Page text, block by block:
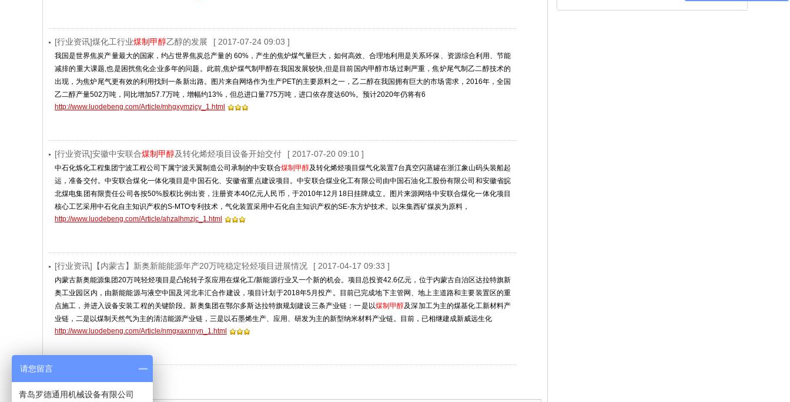
[行业资讯]煤化工行业煤制甲醇乙醇的发展 [ 2017-07-24 09:03 ]
我国是世界焦炭产量最大的国家，约占世界焦炭总产量的 60%，产生的焦炉煤气量巨大，如何高效、合理地利用是关系环保、资源综合利用、节能
减排的重大课题,也是困扰焦化企业多年的问题。此前,焦炉煤气制甲醇在我国发展较快,但是目前国内甲醇市场过剩严重，焦炉尾气制乙二醇技术的
出现，为焦炉尾气更有效的利用找到一条新出路。图片来自网络作为生产PET的主要原料之一，乙二醇在我国拥有巨大的市场需求，2016年，全国
乙二醇产量502万吨，同比增加57.7万吨，增幅约13%，但总进口量775万吨，进口依存度达60%。预计2020年仍将有6
http://www.luodebeng.com/Article/mhgxymzjcy_1.html
[行业资讯]安徽中安联合煤制甲醇及转化烯烃项目设备开始交付 [ 2017-07-20 09:10 ]
中石化炼化工程集团宁波工程公司下属宁波天翼制造公司承制的中安联合煤制甲醇及转化烯烃项目煤气化装置7台真空闪蒸罐在浙江象山码头装船起
运，准备交付。中安联合煤化一体化项目是中国石化、安徽省重点建设项目。中安联合煤业化工有限公司由中国石油化工股份有限公司和安徽省皖
北煤电集团有限责任公司各按50%股权比例出资，注册资本40亿元人民币，于2010年12月18日挂牌成立。图片来源网络中安联合煤化一体化项目
核心工艺采用中石化自主知识产权的S-MTO专利技术，气化装置采用中石化自主知识产权的SE-东方炉技术。以朱集西矿煤炭为原料，
http://www.luodebeng.com/Article/ahzalhmzjc_1.html
[行业资讯]【内蒙古】新奥新能能源年产20万吨稳定轻烃项目进展情况 [ 2017-04-17 09:33 ]
内蒙古新奥能源集团20万吨轻烃项目是凸轮转子泵应用在煤化工/新能源行业又一个新的机会。项目总投资42.6亿元，位于内蒙古自治区达拉特旗新
奥工业园区内，由新能能源与液空中国及河北丰汇合作建设，项目计划于2018年5月投产。目前已完成地下主管网、地上主道路和主要装置区的重
点施工，并进入设备安装工程的关键阶段。新奥集团在鄂尔多斯达拉特旗规划建设三条产业链：一是以煤制甲醇及深加工为主的煤基化工新材料产
业链，二是以煤制天然气为主的清洁能源产业链，三是以石墨烯生产、应用、研发为主的新型纳米材料产业链。目前，已相继建成新威远生化
http://www.luodebeng.com/Article/nmgxaxnnyn_1.html
相关搜索
无相关搜索
请您留言
青岛罗德通用机械设备有限公司